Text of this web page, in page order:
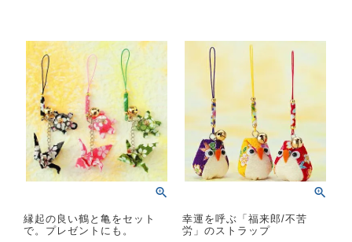
縁起の良い鶴と亀をセット
で。プレゼントにも。
幸運を呼ぶ「福来郎/不苦
労」のストラップ